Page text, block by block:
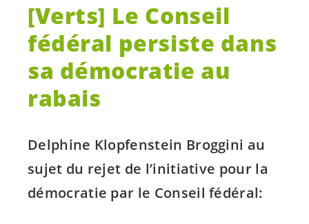
[Verts] Le Conseil
fédéral persiste dans
sa démocratie au
rabais
Delphine Klopfenstein Broggini au
sujet du rejet de l’initiative pour la
démocratie par le Conseil fédéral: